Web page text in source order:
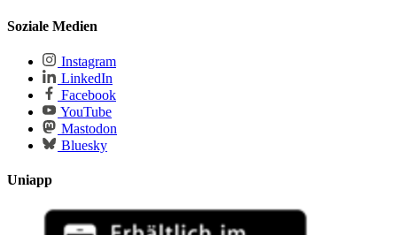
Soziale Medien
Instagram
LinkedIn
Facebook
YouTube
Mastodon
Bluesky
Uniapp